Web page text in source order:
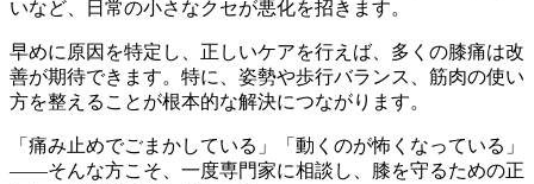
いなど、日常の小さなクセが悪化を招きます。
早めに原因を特定し、正しいケアを行えば、多くの膝痛は改
善が期待できます。特に、姿勢や歩行バランス、筋肉の使い
方を整えることが根本的な解決につながります。
「痛み止めでごまかしている」「動くのが怖くなっている」
――そんな方こそ、一度専門家に相談し、膝を守るための正